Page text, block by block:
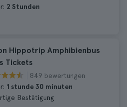
2 Stunden
Hippotrip Amphibienbus
Tickets
849 bewertungen
1 stunde 30 minuten
Bestätigung